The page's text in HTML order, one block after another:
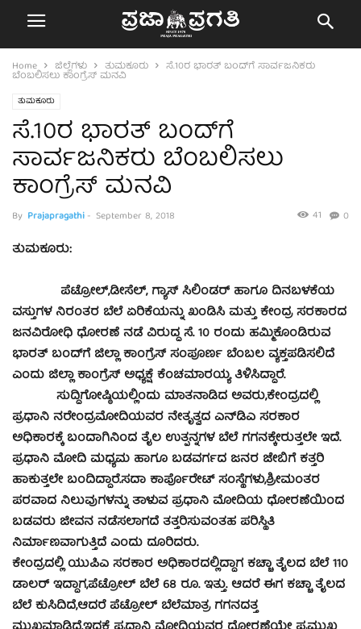
Home ಜಿಲ್ಲೆಗಳು ತುಮಕೂರು ಸೆ.10ರ ಭಾರತ್ ಬಂದ್‍ಗೆ ಸಾರ್ವಜನಿಕರು
ಬೆಂಬಲಿಸಲು ಕಾಂಗ್ರೆಸ್ ಮನವಿ
ತುಮಕೂರು
ಸೆ.10ರ ಭಾರತ್ ಬಂದ್‍ಗೆ
ಸಾರ್ವಜನಿಕರು ಬೆಂಬಲಿಸಲು
ಕಾಂಗ್ರೆಸ್ ಮನವಿ
By Prajapragathi- September 8, 2018 0
41
ತುಮಕೂರು:
ಪೆಟ್ರೋಲ್,ಡೀಸೆಲ್, ಗ್ಯಾಸ್ ಸಿಲಿಂಡರ್ ಹಾಗೂ ದಿನಬಳಕೆಯ
ವಸ್ತುಗಳ ನಿರಂತರ ಬೆಲೆ ಏರಿಕೆಯನ್ನು ಖಂಡಿಸಿ ಮತ್ತು ಕೇಂದ್ರ ಸರಕಾರದ
ಜನವಿರೋಧಿ ಧೋರಣೆ ನಡೆ ವಿರುದ್ಧ ಸೆ. 10 ರಂದು ಹಮ್ಮಿಕೊಂಡಿರುವ
ಭಾರತ್ ಬಂದ್‍ಗೆ ಜಿಲ್ಲಾ ಕಾಂಗ್ರೆಸ್ ಸಂಪೂರ್ಣ ಬೆಂಬಲ ವ್ಯಕ್ತಪಡಿಸಲಿದೆ
ಎಂದು ಜಿಲ್ಲಾ ಕಾಂಗ್ರೆಸ್ ಅಧ್ಯಕ್ಷೆ ಕೆಂಚಮಾರಯ್ಯ ತಿಳಿಸಿದ್ದಾರೆ.
ಸುದ್ದಿಗೋಷ್ಠಿಯಲ್ಲಿಂದು ಮಾತನಾಡಿದ ಅವರು,ಕೇಂದ್ರದಲ್ಲಿ
ಪ್ರಧಾನಿ ನರೇಂದ್ರಮೋದಿಯವರ ನೇತೃತ್ವದ ಎನ್‍ಡಿಎ ಸರಕಾರ
ಅಧಿಕಾರಕ್ಕೆ ಬಂದಾಗಿನಿಂದ ತೈಲ ಉತ್ಪನ್ನಗಳ ಬೆಲೆ ಗಗನಕ್ಕೇರುತ್ತಲೇ ಇದೆ.
ಪ್ರಧಾನಿ ಮೋದಿ ಮಧ್ಯಮ ಹಾಗೂ ಬಡವರ್ಗದ ಜನರ ಜೇಬಿಗೆ ಕತ್ತರಿ
ಹಾಕುತ್ತಲೇ ಬಂದಿದ್ದಾರೆ.ಸದಾ ಕಾರ್ಪೊರೇಟ್ ಸಂಸ್ಥೆಗಳು,ಶ್ರೀಮಂತರ
ಪರವಾದ ನಿಲುವುಗಳನ್ನು ತಾಳುವ ಪ್ರಧಾನಿ ಮೋದಿಯ ಧೋರಣೆಯಿಂದ
ಬಡವರು ಜೀವನ ನಡೆಸಲಾಗದೆ ತತ್ತರಿಸುವಂತಹ ಪರಿಸ್ಥಿತಿ
ನಿರ್ಮಾಣವಾಗುತ್ತಿದೆ ಎಂದು ದೂರಿದರು.
ಕೇಂದ್ರದಲ್ಲಿ ಯುಪಿಎ ಸರಕಾರ ಅಧಿಕಾರದಲ್ಲಿದ್ದಾಗ ಕಚ್ಚಾ ತೈಲದ ಬೆಲೆ 110
ಡಾಲರ್ ಇದ್ದಾಗ,ಪೆಟ್ರೋಲ್ ಬೆಲೆ 68 ರೂ. ಇತ್ತು. ಆದರೆ ಈಗ ಕಚ್ಚಾ ತೈಲದ
ಬೆಲೆ ಕುಸಿದಿದೆ,ಆದರೆ ಪೆಟ್ರೋಲ್ ಬೆಲೆಮಾತ್ರ ಗಗನದತ್ತ